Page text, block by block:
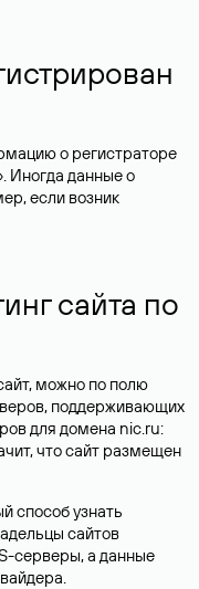
о регистраторе
Иногда данные о
если возник
сайта по
можно по полю
поддерживающих
для домена nic.ru:
что сайт размещен
способ узнать
сайтов
серверы, а данные